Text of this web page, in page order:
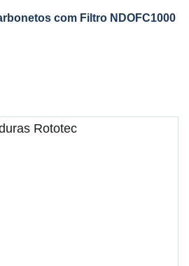
com Filtro NDOFC1000